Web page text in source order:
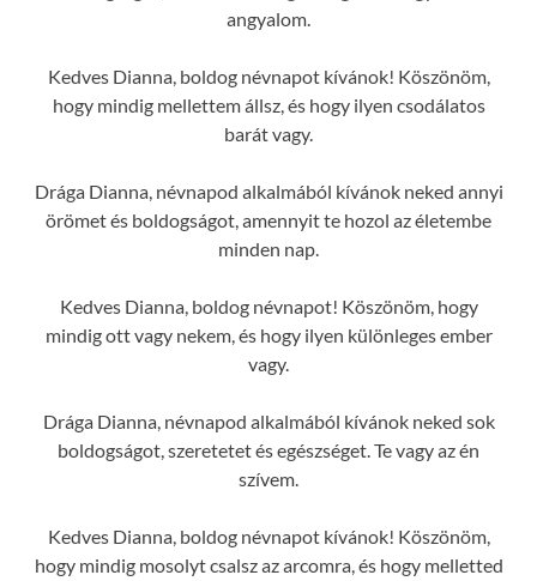
angyalom.
Kedves Dianna, boldog névnapot kívánok! Köszönöm,
hogy mindig mellettem állsz, és hogy ilyen csodálatos
barát vagy.
Drága Dianna, névnapod alkalmából kívánok neked annyi
örömet és boldogságot, amennyit te hozol az életembe
minden nap.
Kedves Dianna, boldog névnapot! Köszönöm, hogy
mindig ott vagy nekem, és hogy ilyen különleges ember
vagy.
Drága Dianna, névnapod alkalmából kívánok neked sok
boldogságot, szeretetet és egészséget. Te vagy az én
szívem.
Kedves Dianna, boldog névnapot kívánok! Köszönöm,
hogy mindig mosolyt csalsz az arcomra, és hogy melletted